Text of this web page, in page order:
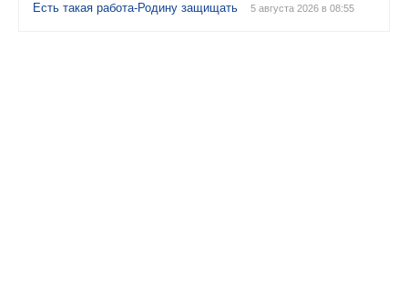
Есть такая работа-Родину защищать 5 августа 2026 в 08:55